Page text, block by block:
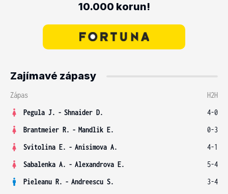
10.000 korun!
Zajímavé zápasy
Zápas
H2H
Pegula J. - Shnaider D.
4-0
Brantmeier R. - Mandlik E.
0-3
Svitolina E. - Anisimova A.
4-1
Sabalenka A. - Alexandrova E.
5-4
Pieleanu R. - Andreescu S.
3-4